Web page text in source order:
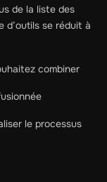
de la liste des
d’outils se réduit à
combiner
le processus